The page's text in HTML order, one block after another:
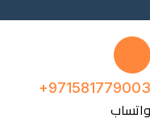
971581779003+
واتساب